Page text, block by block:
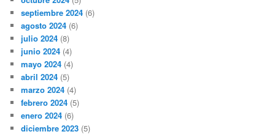
septiembre 2024 (6)
agosto 2024 (6)
julio 2024 (8)
junio 2024 (4)
mayo 2024 (4)
abril 2024 (5)
marzo 2024 (4)
febrero 2024 (5)
enero 2024 (6)
diciembre 2023 (5)